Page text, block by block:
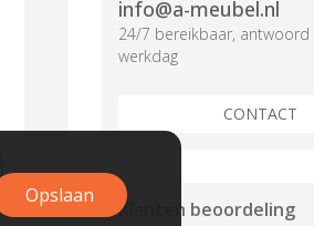
info@a-meubel.nl
24/7 bereikbaar, antwoord
werkdag
CONTACT
Klanten beoordeling
Opslaan